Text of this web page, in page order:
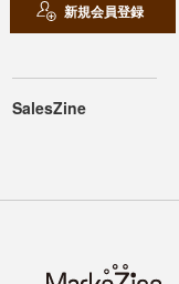
新規会員登録
SalesZine